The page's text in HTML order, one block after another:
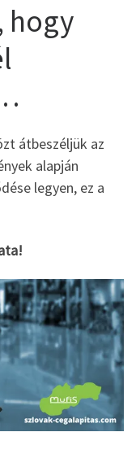
hogy
átbeszéljük az
alapján
legyen, ez a